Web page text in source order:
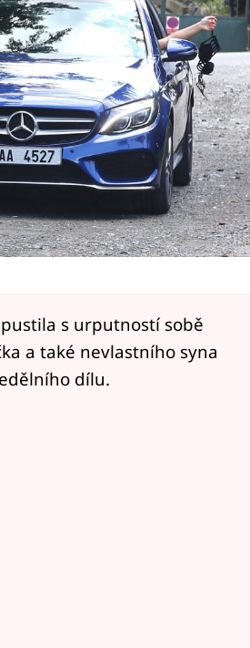
s urputností sobě
a také nevlastního syna
dílu.